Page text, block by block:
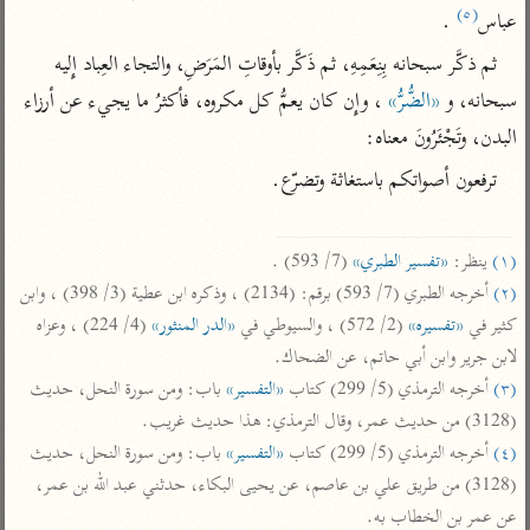
تفسير السمرقندي
تفسير الثعلبي
الكشاف للزمخشري
تفسير ابن أبي حاتم
تفسير مقاتل
اشترك لتصلك أخبار مشاريعنا
اشترك
راسلنا •تليجرام •تويتر
تعليمات•عن الباحث القرآني
عباس(٥)
.
سبحانه، و «الضُّرُّ»
البدن، وتَجْئَرُونَ معناه:
ترفعون أصواتكم باستغاثة وتضرّع.
(١) ينظر: «تفسير الطبري» (7/ 593) .
(٢)
كثير في «تفسيره» (2/ 572) ، والسيوطي في «الدر المنثور»
لابن جرير وابن أبي حاتم، عن الضحاك.
(٣)
أخرجه الترمذي (5/ 299) كتاب «التفسير»
(3128) من حديث عمر، وقال الترمذي: هذا حديث غريب.
(٤)
أخرجه الترمذي (5/ 299) كتاب «التفسير»
عن عمر بن الخطاب به.